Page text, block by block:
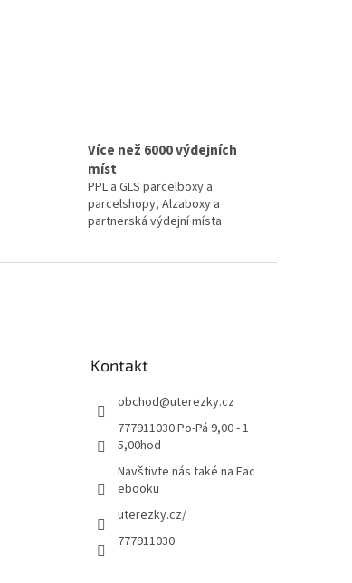
Více než 6000 výdejních
míst
PPL a GLS parcelboxy a
parcelshopy, Alzaboxy a
partnerská výdejní místa
Kontakt
obchod@uterezky.cz
777911030 Po-Pá 9,00 - 1
5,00hod
Navštivte nás také na Fac
ebooku
uterezky.cz/
777911030